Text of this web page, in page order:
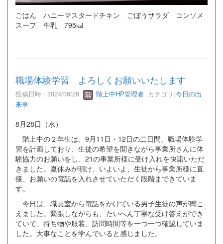
ごはん ハニーマスタードチキン ごぼうサラダ コンソメ
スープ 牛乳 795㎉
職場体験学習 よろしくお願いいたします
投稿日時 : 2024/08/28 階上中HP管理者 カテゴリ:今日の出
来事
8月28日（水）
階上中の２年生は、9月11日・12日の二日間、職場体験学
習を計画しており、生徒の希望を聞きながら事業所さんに体
験協力のお願いをし、21の事業所様に受け入れを快諾いただ
きました。夏休みが明け、いよいよ、生徒から事業所様に直
接、お願いの電話を入れさせていただく段階まできていま
す。
今日は、職員室から電話をかけている男子生徒の声が聞こ
えました。緊張しながらも、たいへん丁寧な受け答えができ
ていて、持ち物や服装、訪問時間等を一つ一つ確認していま
した。大事なことを学んでいると感じました。